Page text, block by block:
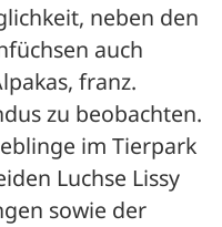
neben den
auch
franz.
zu beobachten.
im Tierpark
Luchse Lissy
sowie der